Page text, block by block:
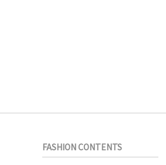
FASHION CONTENTS